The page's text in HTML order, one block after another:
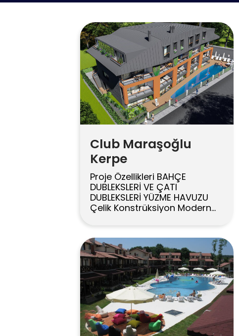
Club Maraşoğlu
Kerpe
Proje Özellikleri BAHÇE
DUBLEKSLERİ VE ÇATI
DUBLEKSLERİ YÜZME HAVUZU
Çelik Konstrüksiyon Modern
YAPIM AMERİKAN MUTFAKLAR
Barbekülü Geniş Ferah
Teraslar Bütün Yatak
Odalarında Özel Banyo
MERKEZİ UYDU ANTEN Denize ve
plaja 50 metre mesafede
Kerpe Kordon Boyuna, Cafe-
Restoranlara 50 Metre
Mesafede